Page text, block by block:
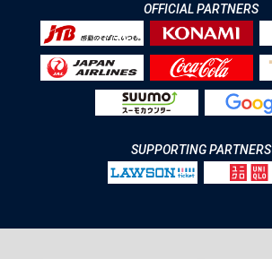
OFFICIAL PARTNERS
SUPPORTING PARTNERS